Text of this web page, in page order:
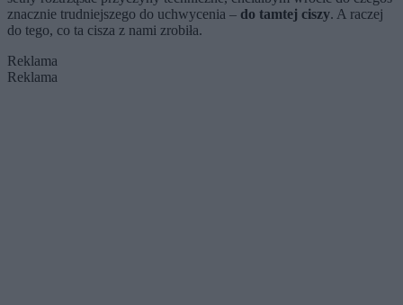
znacznie trudniejszego do uchwycenia – do tamtej ciszy. A raczej
do tego, co ta cisza z nami zrobiła.
Reklama
Reklama